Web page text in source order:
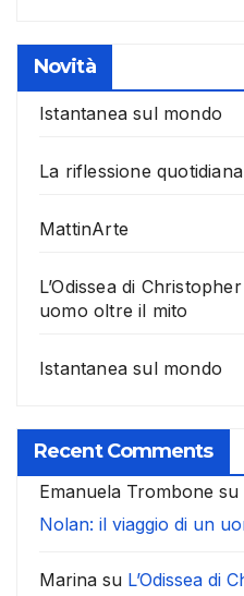
Novità
Istantanea sul mondo
La riflessione quotidiana
MattinArte
L’Odissea di
uomo oltre il mito
Istantanea sul mondo
Recent Comments
Emanuela Trombone su
Nolan: il viaggio di un
Marina su L’Odissea di